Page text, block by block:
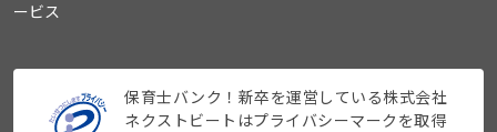
ービス
保育士バンク！新卒を運営している株式会社
ネクストビートはプライバシーマークを取得